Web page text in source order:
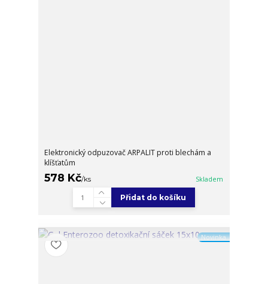
Elektronický odpuzovač ARPALIT proti blechám a
klíšťatům
578 Kč/ks Skladem
Přidat do košíku
Novinka